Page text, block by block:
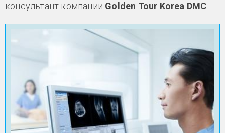
консультант компании Golden Tour Korea DMC.